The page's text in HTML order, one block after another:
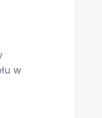
w